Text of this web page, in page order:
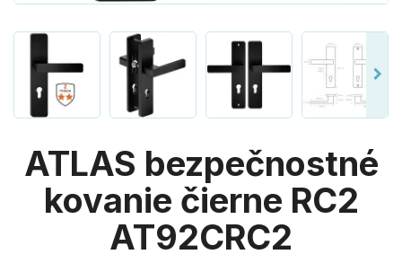
ATLAS bezpečnostné
kovanie čierne RC2
AT92CRC2